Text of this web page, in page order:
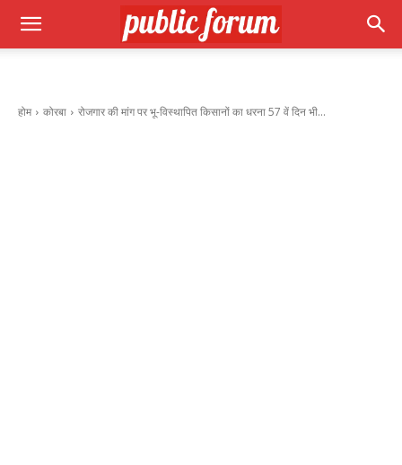
होम कोरबा रोजगार की मांग पर भू-विस्थापित किसानों का धरना 57 वें दिन भी...